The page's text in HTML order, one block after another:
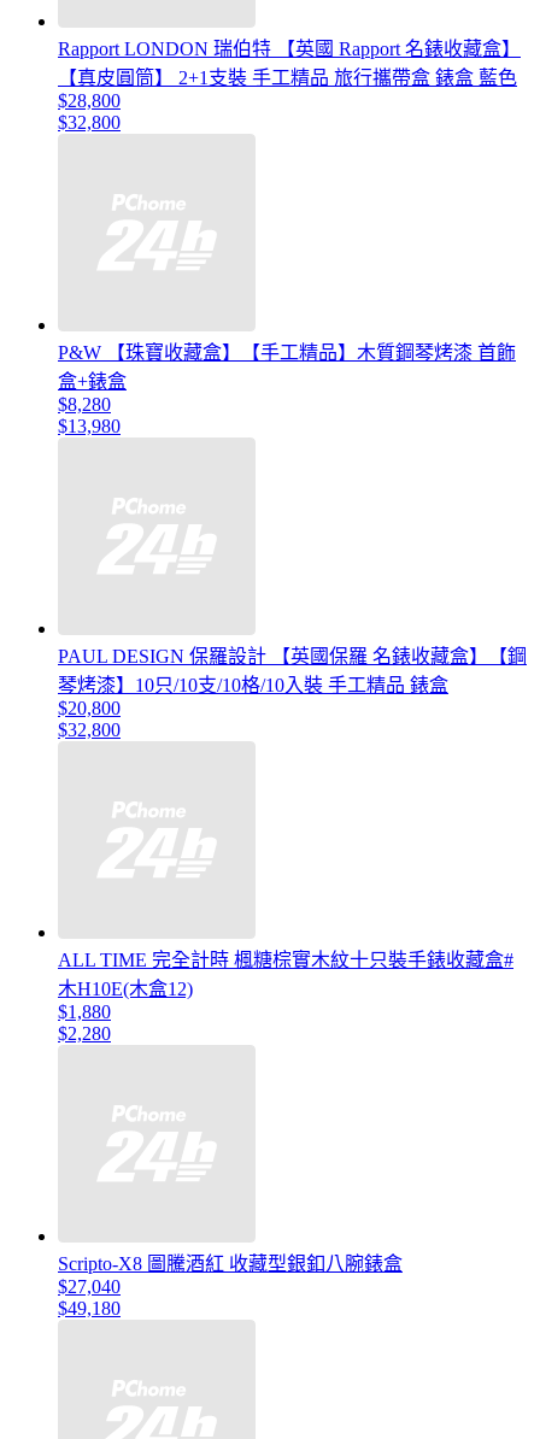
Rapport LONDON 瑞伯特 【英國 Rapport 名錶收藏盒】
【真皮圓筒】 2+1支裝 手工精品 旅行攜帶盒 錶盒 藍色
$28,800
$32,800
P&W 【珠寶收藏盒】【手工精品】木質鋼琴烤漆 首飾
盒+錶盒
$8,280
$13,980
PAUL DESIGN 保羅設計 【英國保羅 名錶收藏盒】【鋼
琴烤漆】10只/10支/10格/10入裝 手工精品 錶盒
$20,800
$32,800
ALL TIME 完全計時 楓糖棕實木紋十只裝手錶收藏盒#
木H10E(木盒12)
$1,880
$2,280
Scripto-X8 圖騰酒紅 收藏型銀釦八腕錶盒
$27,040
$49,180